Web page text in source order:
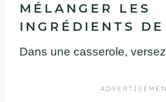
MÉLANGER LES
INGRÉDIENTS
Dans une casserole,